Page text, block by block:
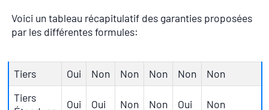
Voici un tableau récapitulatif des garanties proposées
par les différentes formules:
Tiers Oui Non Non Non Non
Non
Tiers
Oui Oui Non Non Oui Non